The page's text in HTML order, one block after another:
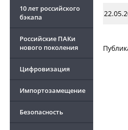
10 лет российского
бэкапа
Российские ПАКи
нового поколения
Цифровизация
Импортозамещение
Безопасность